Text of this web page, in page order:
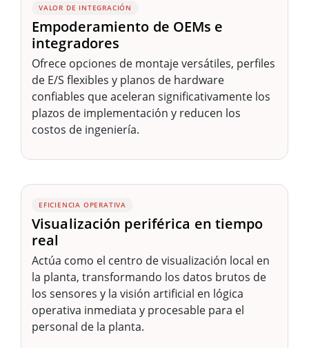
VALOR DE INTEGRACIÓN
Empoderamiento de OEMs e
integradores
Ofrece opciones de montaje versátiles, perfiles
de E/S flexibles y planos de hardware
confiables que aceleran significativamente los
plazos de implementación y reducen los
costos de ingeniería.
EFICIENCIA OPERATIVA
Visualización periférica en tiempo
real
Actúa como el centro de visualización local en
la planta, transformando los datos brutos de
los sensores y la visión artificial en lógica
operativa inmediata y procesable para el
personal de la planta.